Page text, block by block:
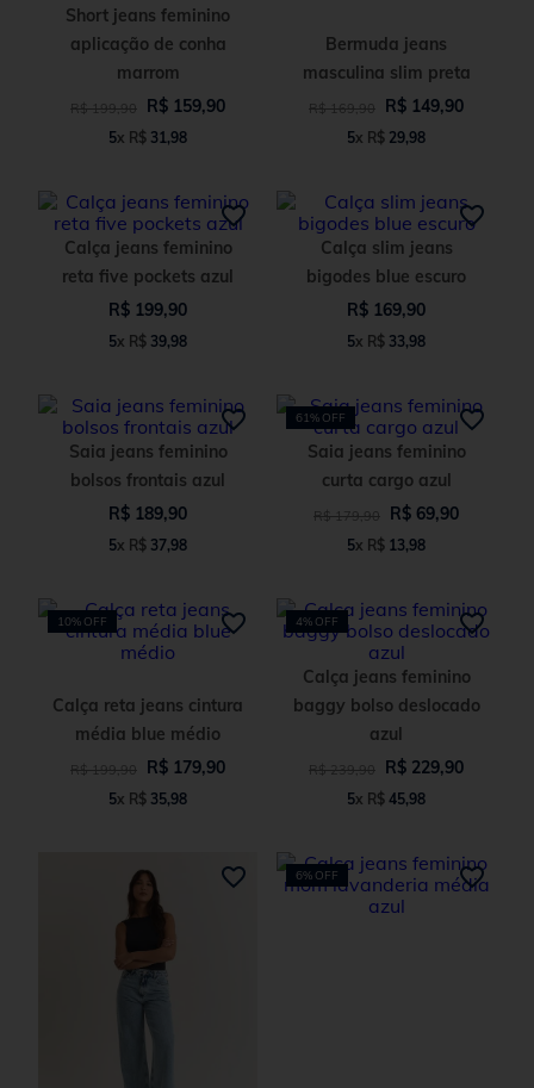
Short jeans feminino
aplicação de conha
marrom
R$ 199,90 R$ 159,90
5x R$ 31 ,98
Bermuda jeans
masculina slim preta
R$ 169,90 R$ 149,90
5x R$ 29,98
Calça jeans feminino
reta five pockets azul
R$ 199,90
5x R$ 39,98
Calça slim jeans
bigodes blue escuro
R$ 169,90
5x R$ 33,98
Saia jeans feminino
bolsos frontais azul
R$ 189,90
5x R$ 37,98
61% OFF
Saia jeans feminino
curta cargo azul
R$ 179,90 R$ 69,90
5x R$ 13,98
10% OFF
Calça reta jeans cintura
média blue médio
R$ 199,90 R$ 179,90
5x R$ 35,98
4% OFF
Calça jeans feminino
baggy bolso deslocado
azul
R$ 239,90 R$ 229,90
5x R$ 45,98
6% OFF